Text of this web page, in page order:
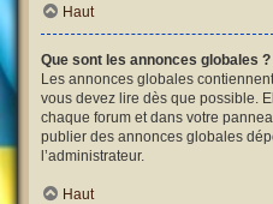
Haut
Que sont les annonces globales ?
Les annonces globales
vous devez lire dès que possible.
chaque forum et dans votre
publier des annonces globales
l’administrateur.
Haut